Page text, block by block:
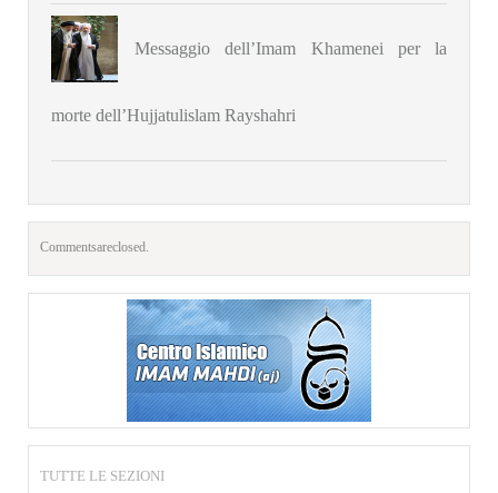
Messaggio dell’Imam Khamenei per la
morte dell’Hujjatulislam Rayshahri
Comments are closed.
TUTTE LE SEZIONI